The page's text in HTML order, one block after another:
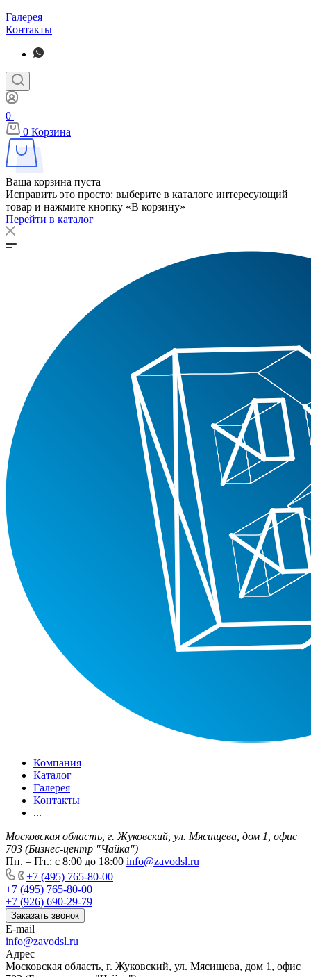
Галерея
Контакты
0
0 Корзина
Ваша корзина пуста
Исправить это просто: выберите в каталоге интересующий
товар и нажмите кнопку «В корзину»
Перейти в каталог
Компания
Каталог
Галерея
Контакты
...
Московская область, г. Жуковский, ул. Мясищева, дом 1, офис
703 (Бизнес-центр "Чайка")
Пн. – Пт.: с 8:00 до 18:00 info@zavodsl.ru
+7 (495) 765-80-00
+7 (495) 765-80-00
+7 (926) 690-29-79
Заказать звонок
E-mail
info@zavodsl.ru
Адрес
Московская область, г. Жуковский, ул. Мясищева, дом 1, офис